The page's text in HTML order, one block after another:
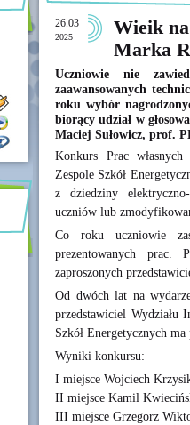
26.03
2025
Wieik
Marka
Uczniowie nie
zaawansowanych
roku wybór
biorący udział w
Maciej Sułowicz, prof.
Konkurs Prac
Zespole Szkół
z dziedziny
uczniów lub
Co roku uczniowie
prezentowanych prac.
zaproszonych
Od dwóch lat na
przedstawiciel Wydziału
Szkół Energetycznych
Wyniki konkursu:
I miejsce Wojciech
II miejsce Kamil
III miejsce Grzegorz